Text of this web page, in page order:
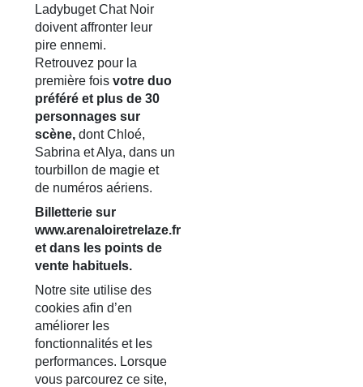
Ladybuget Chat Noir
doivent affronter leur
pire ennemi.
Retrouvez pour la
première fois votre duo
préféré et plus de 30
personnages sur
scène, dont Chloé,
Sabrina et Alya, dans un
tourbillon de magie et
de numéros aériens.
Billetterie sur
www.arenaloiretrelaze.fr
et dans les points de
vente habituels.
Notre site utilise des
cookies afin d’en
améliorer les
fonctionnalités et les
performances. Lorsque
vous parcourez ce site,